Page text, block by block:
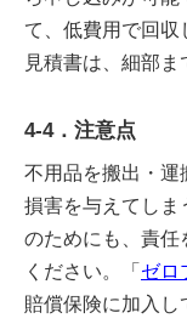
て、低費用で回収
見積書は、細部ま
4-4．注意点
不用品を搬出・運
損害を与えてしま
のためにも、責任
ください。「 ゼロ
賠償保険に加入し